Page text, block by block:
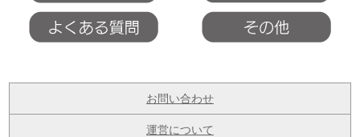
お問い合わせ
運営について